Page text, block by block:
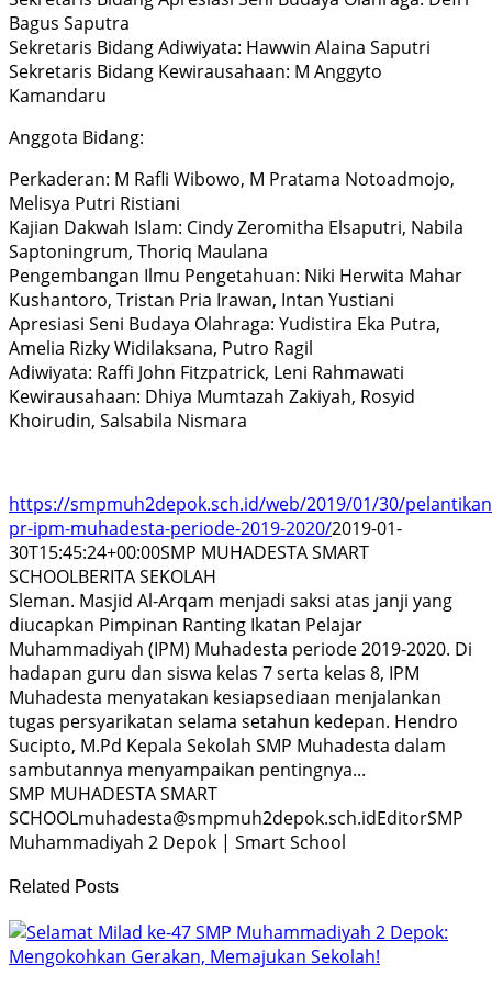
Bagus Saputra
Sekretaris Bidang Adiwiyata: Hawwin Alaina Saputri
Sekretaris Bidang Kewirausahaan: M Anggyto
Kamandaru
Anggota Bidang:
Perkaderan: M Rafli Wibowo, M Pratama Notoadmojo,
Melisya Putri Ristiani
Kajian Dakwah Islam: Cindy Zeromitha Elsaputri, Nabila
Saptoningrum, Thoriq Maulana
Pengembangan Ilmu Pengetahuan: Niki Herwita Mahar
Kushantoro, Tristan Pria Irawan, Intan Yustiani
Apresiasi Seni Budaya Olahraga: Yudistira Eka Putra,
Amelia Rizky Widilaksana, Putro Ragil
Adiwiyata: Raffi John Fitzpatrick, Leni Rahmawati
Kewirausahaan: Dhiya Mumtazah Zakiyah, Rosyid
Khoirudin, Salsabila Nismara
https://smpmuh2depok.sch.id/web/2019/01/30/
pr-ipm-muhadesta-periode-2019-2020/2019-01-
30T15:45:24+00:00SMP MUHADESTA SMART
SCHOOLBERITA SEKOLAH
Sleman. Masjid Al-Arqam menjadi saksi atas janji yang
diucapkan Pimpinan Ranting Ikatan Pelajar
Muhammadiyah (IPM) Muhadesta periode 2019-2020. Di
hadapan guru dan siswa kelas 7 serta kelas 8, IPM
Muhadesta menyatakan kesiapsediaan menjalankan
tugas persyarikatan selama setahun kedepan. Hendro
Sucipto, M.Pd Kepala Sekolah SMP Muhadesta dalam
sambutannya menyampaikan pentingnya...
SMP MUHADESTASMART
SCHOOLmuhadesta@smpmuh2depok.sch.idEditorSMP
Muhammadiyah 2 Depok | Smart School
Related Posts